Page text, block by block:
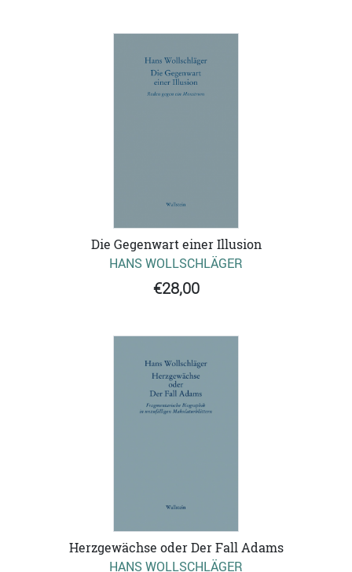
Die Gegenwart einer Illusion
HANS WOLLSCHLÄGER
€28,00
Herzgewächse oder Der Fall Adams
HANS WOLLSCHLÄGER